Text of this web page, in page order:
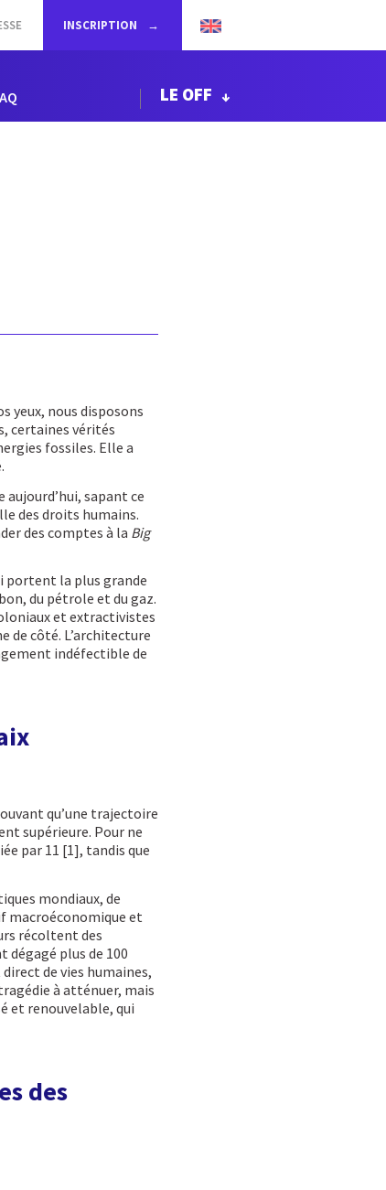
INSCRIPTION
LE OFF
yeux, nous disposons
certaines vérités
fossiles. Elle a
sapant ce
des droits humains.
des comptes à la Big
portent la plus grande
du pétrole et du gaz.
et extractivistes
de côté. L’architecture
indéfectible de
qu’une trajectoire
supérieure. Pour ne
par 11 [1], tandis que
mondiaux, de
macroéconomique et
récoltent des
dégagé plus de 100
de vies humaines,
à atténuer, mais
et renouvelable, qui
des